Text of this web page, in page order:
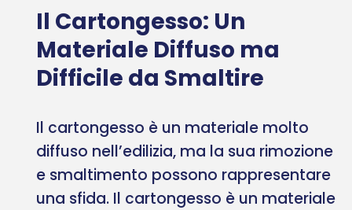
Il Cartongesso: Un
Materiale Diffuso ma
Difficile da Smaltire
Il cartongesso è un materiale molto
diffuso nell’edilizia, ma la sua rimozione
e smaltimento possono rappresentare
una sfida. Il cartongesso è un materiale